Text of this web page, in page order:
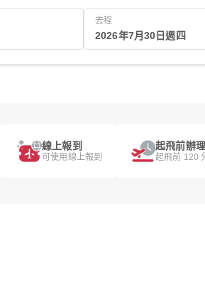
去程
2026年7月30日週四
線上報到
可使用線上報到
起飛前辦
起飛前 120